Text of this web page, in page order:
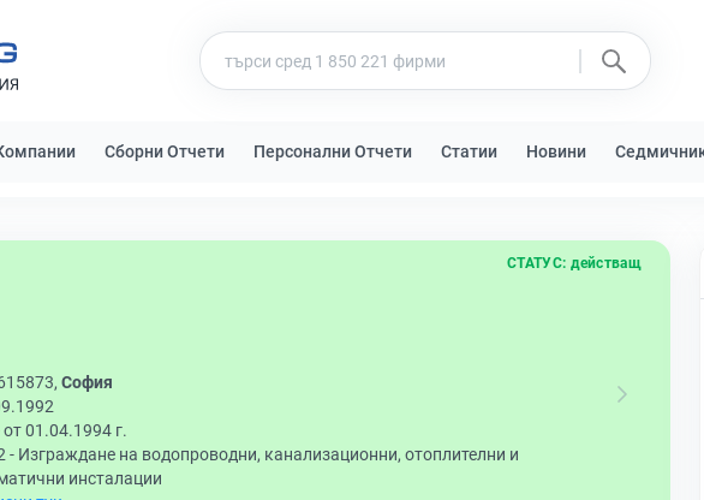
Сборни Отчети Персонални Отчети Статии Новини
СТАТУС: действащ
София
01.04.1994 г.
- Изграждане на водопроводни, канализационни, отоплителни и
инсталации